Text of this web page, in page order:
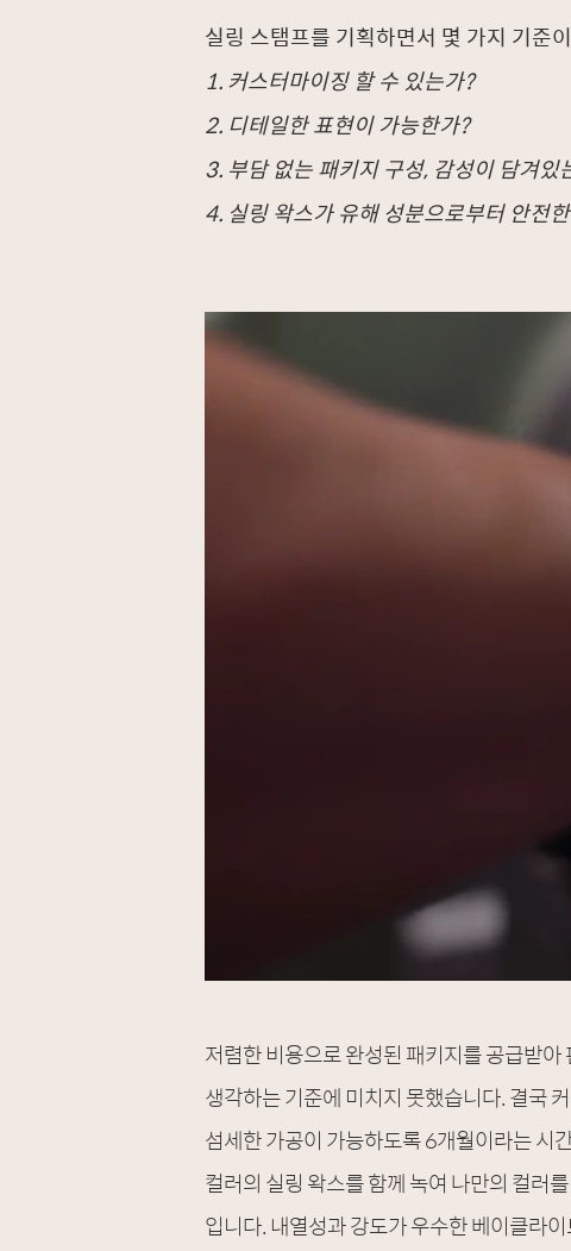
실링 스탬프를 기획하면서 몇 가지 기준
1.커스터마이징 할 수 있는가?
2. 디테일한 표현이 가능한가?
3. 부담 없는 패키지 구성, 감성이 담겨있
4. 실링 왁스가 유해 성분으로부터 안전
저렴한 비용으로 완성된 패키지를 공급받
생각하는 기준에 미치지 못했습니다. 결국
섬세한 가공이 가능하도록 6개월이라는 시
컬러의 실링 왁스를 함께 녹여 나만의 컬러
입니다. 내열성과 강도가 우수한 베이클라